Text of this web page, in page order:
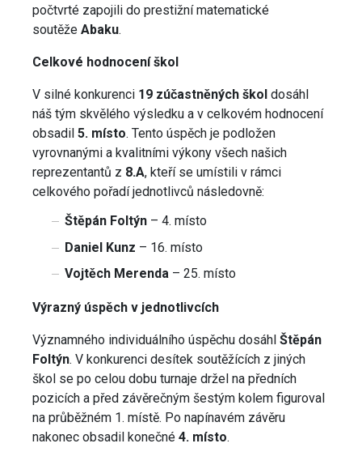
počtvrté zapojili do prestižní matematické
soutěže Abaku.
Celkové hodnocení škol
V silné konkurenci 19 zúčastněných škol dosáhl
náš tým skvělého výsledku a v celkovém hodnocení
obsadil 5. místo. Tento úspěch je podložen
vyrovnanými a kvalitními výkony všech našich
reprezentantů z 8.A, kteří se umístili v rámci
celkového pořadí jednotlivců následovně:
Štěpán Foltýn – 4. místo
Daniel Kunz – 16. místo
Vojtěch Merenda – 25. místo
Výrazný úspěch v jednotlivcích
Významného individuálního úspěchu dosáhl Štěpán
Foltýn. V konkurenci desítek soutěžících z jiných
škol se po celou dobu turnaje držel na předních
pozicích a před závěrečným šestým kolem figuroval
na průběžném 1. místě. Po napínavém závěru
nakonec obsadil konečné 4. místo.